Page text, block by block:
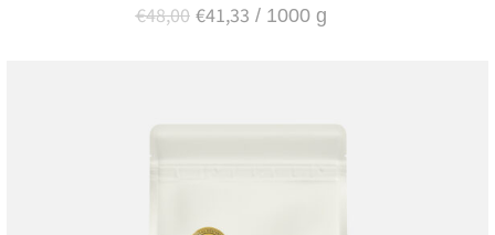
€48,00 €41,33 / 1000 g